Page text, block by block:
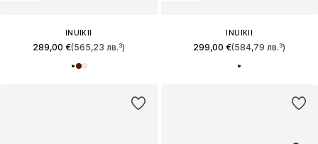
INUIKII
289,00 €(565,23 лв.³)
INUIKII
299,00 €(584,79 лв.³)